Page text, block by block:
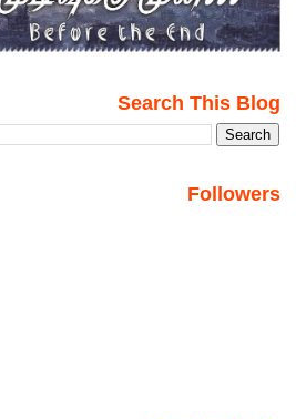
Search This Blog
Followers